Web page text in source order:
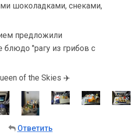
шоколадками, снеками,
предложили
блюдо "рагу из грибов с
of the Skies ✈️
Ответить